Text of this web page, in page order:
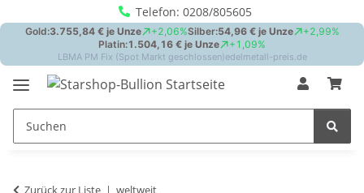
Telefon: 0208/805605
Zurück zur Liste weltweit